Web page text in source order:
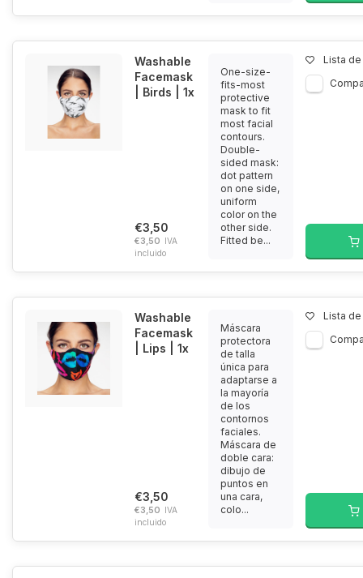
Washable
Facemask
| Birds | 1x
€3,50
€3,50 IVA
incluido
One-size-
fits-most
protective
mask to fit
most facial
contours.
Double-
sided mask:
dot pattern
on one side,
uniform
color on the
other side.
Fitted be...
Lista
Washable
Facemask
| Lips | 1x
€3,50
€3,50 IVA
incluido
Máscara
protectora
de talla
única para
adaptarse a
la mayoría
de los
contornos
faciales.
Máscara de
doble cara:
dibujo de
puntos en
una cara,
colo...
Lista